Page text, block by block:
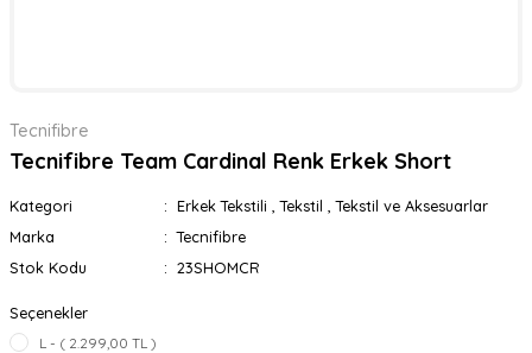
Tecnifibre
Tecnifibre Team Cardinal Renk Erkek Short
Kategori Erkek Tekstili ,Tekstil ,Tekstil ve Aksesuarlar
Marka
Tecnifibre
Stok Kodu
23SHOMCR
Seçenekler
L - ( 2.299,00 TL )